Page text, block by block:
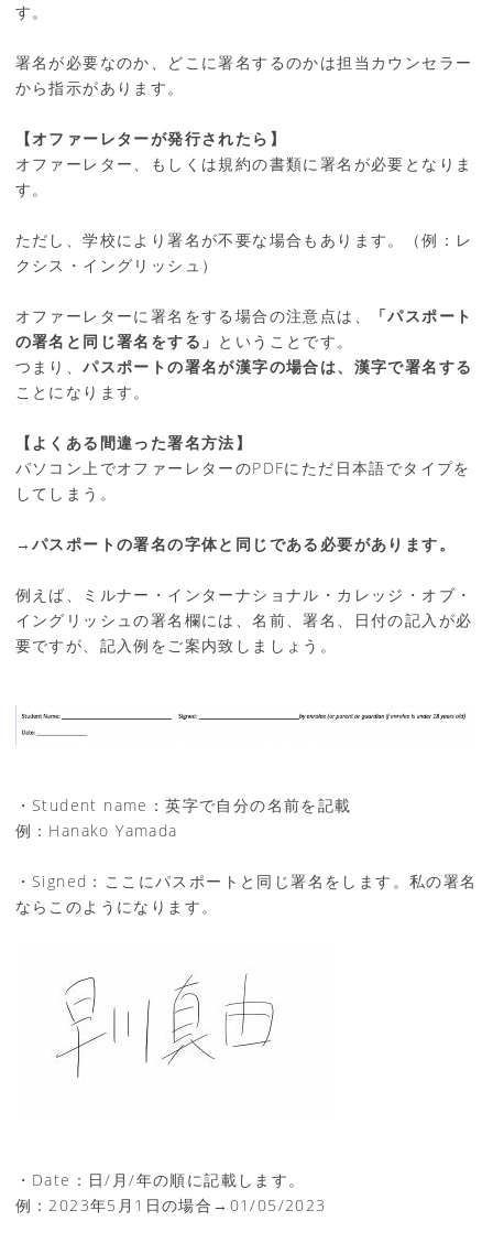
す。
署名が必要なのか、どこに署名するのかは担当カウンセラー
から指示があります。
【オファーレターが発行されたら】
オファーレター、もしくは規約の書類に署名が必要となりま
す。
ただし、学校により署名が不要な場合もあります。（例：レ
クシス・イングリッシュ）
オファーレターに署名をする場合の注意点は、
「パスポート
の署名と同じ署名をする」 ということです。
つまり、パスポートの署名が漢字の場合は、漢字で署名する
ことになります。
【よくある間違った署名方法】
パソコン上でオファーレターのPDFにただ日本語でタイプを
してしまう。
→ パスポートの署名の字体と同じである必要があります。
例えば、ミルナー・インターナショナル・カレッジ・オブ・
イングリッシュの署名欄には、名前、署名、日付の記入が必
要ですが、記入例をご案内致しましょう。
・Student name：英字で自分の名前を記載
例：Hanako Yamada
・Signed：ここにパスポートと同じ署名をします。私の署名
ならこのようになります。
・Date：日/月/年の順に記載します。
例：2023年5月1日の場合→01/05/2023